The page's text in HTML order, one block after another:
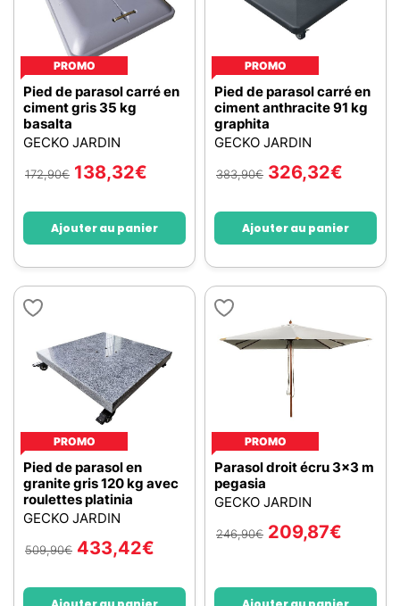
PROMO
Pied de parasol carré en
ciment gris 35 kg
basalta
GECKO JARDIN
172,90€ 138,32€
Ajouter au panier
PROMO
Pied de parasol carré en
ciment anthracite 91 kg
graphita
GECKO JARDIN
383,90€ 326,32€
Ajouter au panier
PROMO
Pied de parasol en
granite gris 120 kg avec
roulettes platinia
GECKO JARDIN
509,90€ 433,42€
PROMO
Parasol droit écru 3x3 m
pegasia
GECKO JARDIN
246,90€ 209,87€